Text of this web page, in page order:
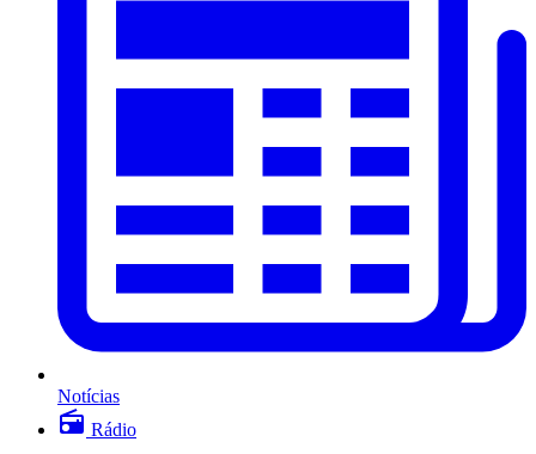
Notícias
Rádio